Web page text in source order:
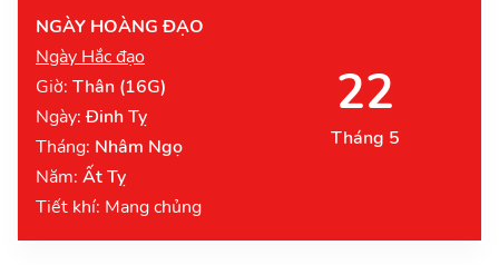
NGÀY HOÀNG ĐẠO
Ngày Hắc đạo
Giờ: Thân (16G)
Ngày: Đinh Tỵ
Tháng: Nhâm Ngọ
Năm: Ất Tỵ
Tiết khí: Mang chủng
22
Tháng 5